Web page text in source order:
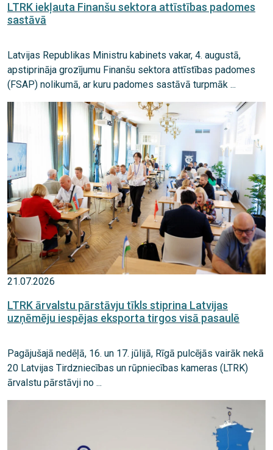
LTRK iekļauta Finanšu sektora attīstības padomes
sastāvā
Latvijas Republikas Ministru kabinets vakar, 4. augustā,
apstiprināja grozījumu Finanšu sektora attīstības padomes
(FSAP) nolikumā, ar kuru padomes sastāvā turpmāk ...
21.07.2026
LTRK ārvalstu pārstāvju tīkls stiprina Latvijas
uzņēmēju iespējas eksporta tirgos visā pasaulē
Pagājušajā nedēļā, 16. un 17. jūlijā, Rīgā pulcējās vairāk nekā
20 Latvijas Tirdzniecības un rūpniecības kameras (LTRK)
ārvalstu pārstāvji no ...